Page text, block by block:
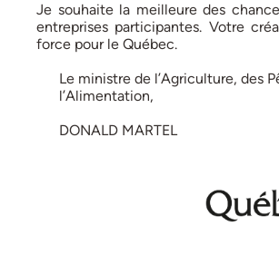
Je souhaite la meilleure des
entreprises participantes. Votre
force pour le Québec.
Le ministre de l’Agriculture, des
l’Alimentation,
DONALD MARTEL